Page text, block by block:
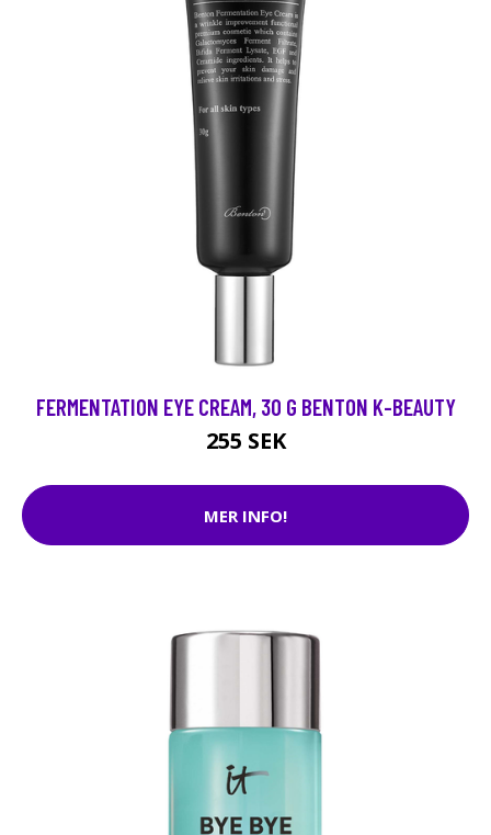
FERMENTATION EYE CREAM, 30 G BENTON K-BEAUTY
255 SEK
MER INFO!